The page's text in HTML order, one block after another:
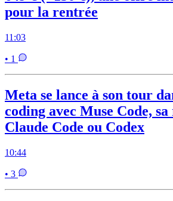
pour la rentrée
11:03
• 1
Meta se lance à son tour
coding avec Muse Code, sa
Claude Code ou Codex
10:44
• 3